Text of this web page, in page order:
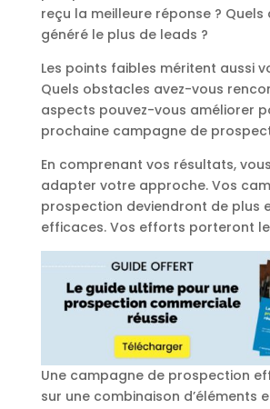
reçu la meilleure réponse ? Quels
généré le plus de leads ?
Les points faibles méritent aussi
Quels obstacles avez-vous
aspects pouvez-vous améliorer
prochaine campagne de
En comprenant vos résultats,
adapter votre approche. Vos
prospection deviendront de plus
efficaces. Vos efforts porteront
Une campagne de prospection
sur une combinaison d’éléments